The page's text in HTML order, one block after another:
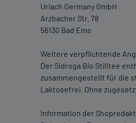
Uriach Germany GmbH
Arzbacher Str. 78
56130 Bad Ems
Weitere verpflichtende
Der Sidroga Bio Stilltee
zusammengestellt für die
Laktosefrei. Ohne
Information der